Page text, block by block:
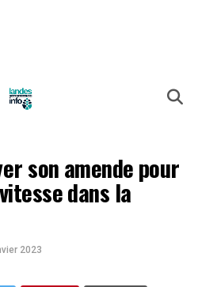
son amende pour
dans la
2023